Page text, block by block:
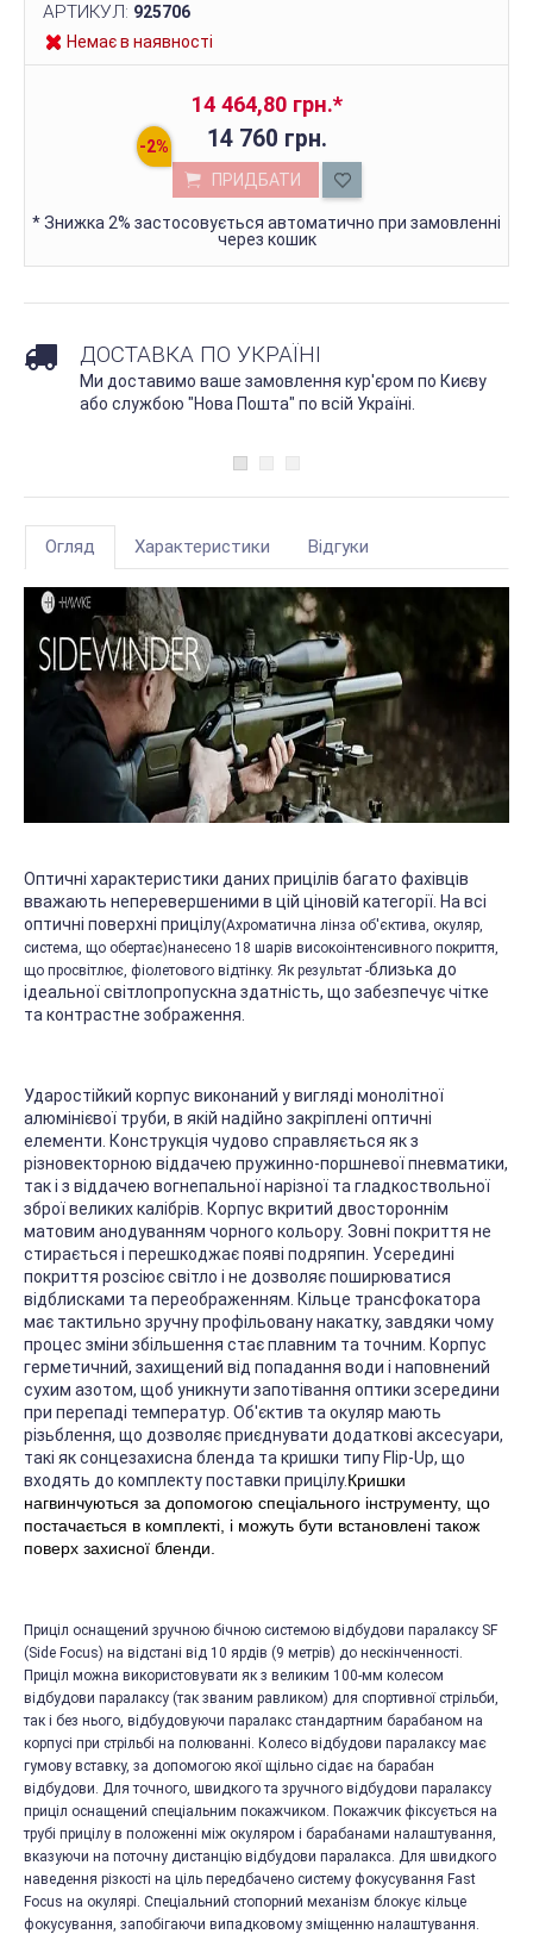
АРТИКУЛ: 925706
Немає в наявності
14 464,80 грн.*
14 760 грн.
ПРИДБАТИ
*Знижка 2% застосовується автоматично при замовленні
через кошик
ДОСТАВКА ПО УКРАЇНІ
Ми доставимо ваше замовлення кур'єром по Києву
або службою "Нова Пошта" по всій Україні.
Огляд Характеристики Відгуки
Оптичні характеристики даних прицілів багато фахівців
вважають неперевершеними в цій ціновій категорії. На всі
оптичні поверхні прицілу(Ахроматична лінза об'єктива, окуляр,
система, що обертає)нанесено 18 шарів високоінтенсивного покриття,
що просвітлює, фіолетового відтінку. Як результат -близька до
ідеальної світлопропускна здатність, що забезпечує чітке
та контрастне зображення.
Ударостійкий корпус виконаний у вигляді монолітної
алюмінієвої труби, в якій надійно закріплені оптичні
елементи. Конструкція чудово справляється як з
різновекторною віддачею пружинно-поршневої пневматики,
так і з віддачею вогнепальної нарізної та гладкоствольної
зброї великих калібрів. Корпус вкритий двостороннім
матовим анодуванням чорного кольору. Зовні покриття не
стирається і перешкоджає появі подряпин. Усередині
покриття розсіює світло і не дозволяє поширюватися
відблисками та переображенням. Кільце трансфокатора
має тактильно зручну профільовану накатку, завдяки чому
процес зміни збільшення стає плавним та точним. Корпус
герметичний, захищений від попадання води і наповнений
сухим азотом, щоб уникнути запотівання оптики зсередини
при перепаді температур. Об'єктив та окуляр мають
різьблення, що дозволяє приєднувати додаткові аксесуари,
такі як сонцезахисна бленда та кришки типу Flip-Up, що
входять до комплекту поставки прицілу.Кришки
нагвинчуються за допомогою спеціального інструменту, що
постачається в комплекті, і можуть бути встановлені також
поверх захисної бленди.
Приціл оснащений зручною бічною системою відбудови паралаксу SF
(Side Focus) на відстані від 10 ярдів (9 метрів) до нескінченності.
Приціл можна використовувати як з великим 100-мм колесом
відбудови паралаксу (так званим равликом) для спортивної стрільби,
так і без нього, відбудовуючи паралакс стандартним барабаном на
корпусі при стрільбі на полюванні. Колесо відбудови паралаксу має
гумову вставку, за допомогою якої щільно сідає на барабан
відбудови. Для точного, швидкого та зручного відбудови паралаксу
приціл оснащений спеціальним покажчиком. Покажчик фіксується на
трубі прицілу в положенні між окуляром і барабанами налаштування,
вказуючи на поточну дистанцію відбудови паралакса. Для швидкого
наведення різкості на ціль передбачено систему фокусування Fast
Focus на окулярі. Спеціальний стопорний механізм блокує кільце
фокусування, запобігаючи випадковому зміщенню налаштування.